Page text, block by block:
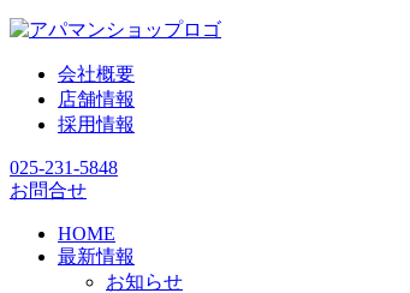
会社概要
店舗情報
採用情報
025-231-5848
お問合せ
HOME
最新情報
お知らせ